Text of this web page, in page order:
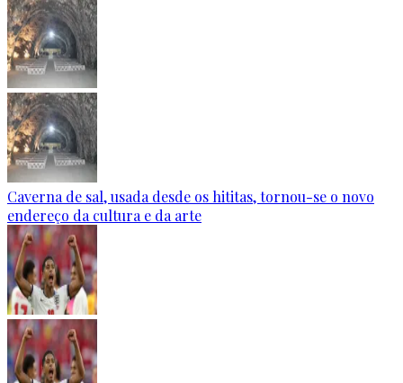
Caverna de sal, usada desde os hititas, tornou-se o novo
endereço da cultura e da arte